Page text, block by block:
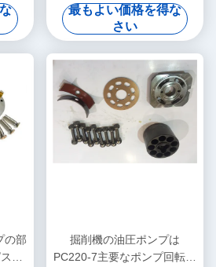
い
い信頼できる分けます
最もよい価格を得な
さい
の部
ト
掘削機の油圧ポンプは
PC220-7主要なポンプ回転式